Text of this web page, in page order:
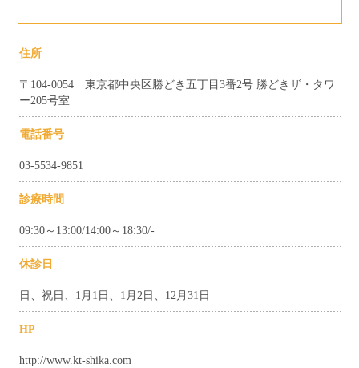
住所
〒104-0054 東京都中央区勝どき五丁目3番2号 勝どきザ・タワ
ー205号室
電話番号
03-5534-9851
診療時間
09:30～13:00/14:00～18:30/-
休診日
日、祝日、1月1日、1月2日、12月31日
HP
http://www.kt-shika.com